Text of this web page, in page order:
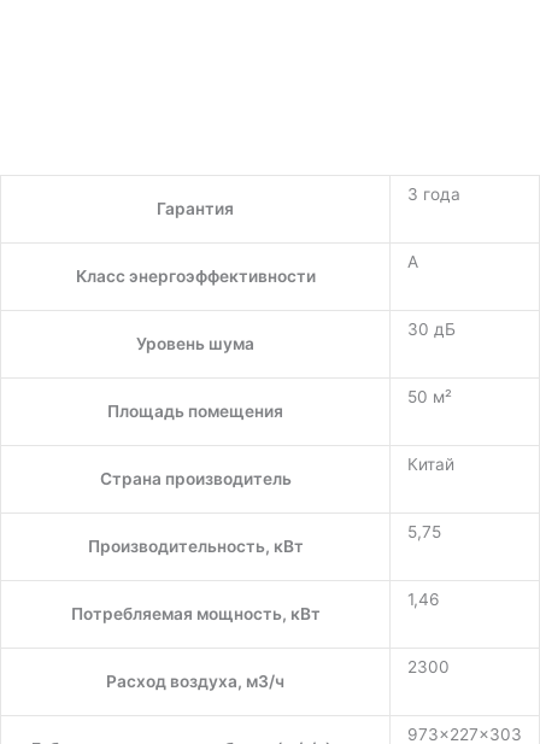
Гарантия
3 года
Класс энергоэффективности
A
Уровень шума
30 дБ
Площадь помещения
50 м²
Страна производитель
Китай
Производительность, кВт
5,75
Потребляемая мощность, кВт
1,46
Расход воздуха, м3/ч
2300
973×227×303